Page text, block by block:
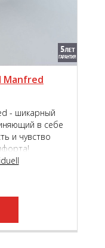
Manfred
- шикарный
в себе
и чувство